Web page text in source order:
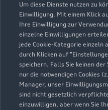
Um diese Dienste nutzen zu
Einwilligung. Mit einem Klick
Ihre Einwilligung zur
einzelne Einwilligungen
jede Cookie-Kategorie einzeln
durch Klicken auf
speichern. Falls Sie keinen
nur die notwendigen Cookies
Manager, unser
sind nicht gesetzlich
einzuwilligen, aber wenn Sie
Zur Inspektion